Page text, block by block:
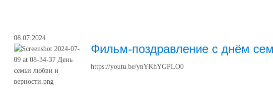
08.07.2024
Фильм-поздравление с днём
https://youtu.be/ynYKhYGPLO0
01.07.2026
УО Администрации Артинского ГО
ПРИНЯТЫ АРТИНСКИЙ ЛИЦЕЙ И
СТАРОАРТИНСКАЯ СОШ
ИДЕТ ПРИЕМКА ШКОЛ К НОВОМУ